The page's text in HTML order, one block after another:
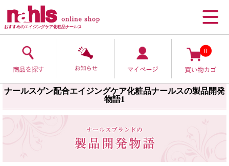
おすすめのエイジングケア化粧品ナールス
0
ナールスゲン配合エイジングケア化粧品ナールスの製品開発
物語1